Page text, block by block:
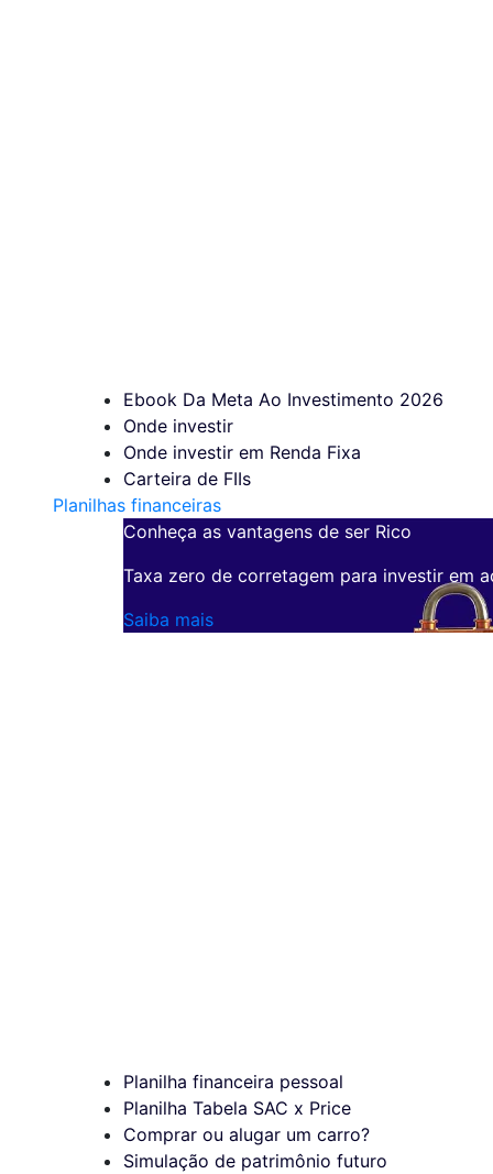
Ebook Da Meta Ao Investimento 2026
Onde investir
Onde investir em Renda Fixa
Carteira de FIIs
Planilhas financeiras
Conheça as vantagens de ser Rico
Taxa zero de corretagem para investir em
Saiba mais
Planilha financeira pessoal
Planilha Tabela SAC x Price
Comprar ou alugar um carro?
Simulação de patrimônio futuro